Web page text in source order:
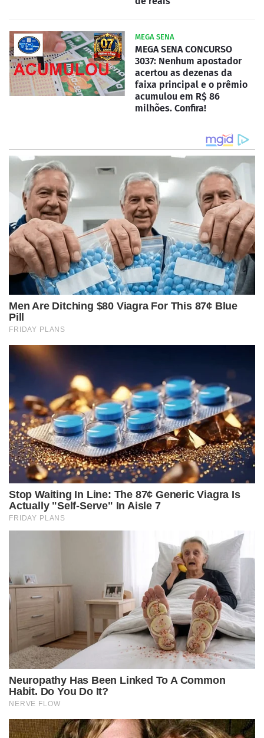
MEGA SENA
MEGA SENA CONCURSO
3037: Nenhum apostador
acertou as dezenas da
faixa principal e o prêmio
acumulou em R$ 86
milhões. Confira!